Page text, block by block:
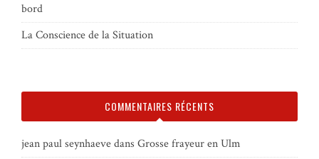
bord
La Conscience de la Situation
COMMENTAIRES RÉCENTS
jean paul seynhaevedans Grosse frayeur en Ulm